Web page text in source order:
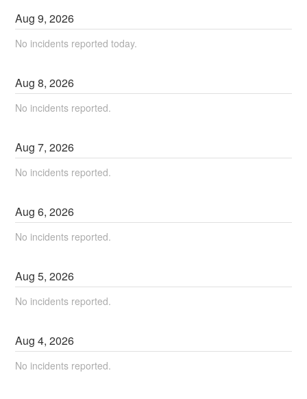
Aug9,2026
No incidents reported today.
Aug8,2026
No incidents reported.
Aug7,2026
No incidents reported.
Aug6,2026
No incidents reported.
Aug5,2026
No incidents reported.
Aug4,2026
No incidents reported.